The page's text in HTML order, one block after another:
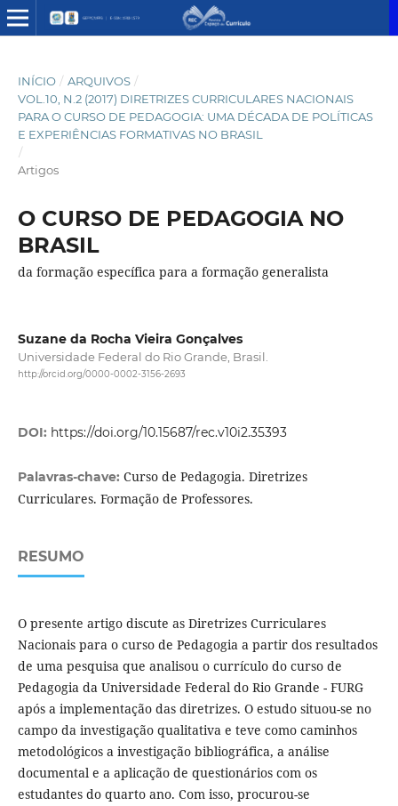
INÍCIO / ARQUIVOS /
VOL.10, N.2 (2017) DIRETRIZES CURRICULARES NACIONAIS
PARA O CURSO DE PEDAGOGIA: UMA DÉCADA DE POLÍTICAS
E EXPERIÊNCIAS FORMATIVAS NO BRASIL
/
Artigos
O CURSO DE PEDAGOGIA NO
BRASIL
da formação específica para a formação generalista
Suzane da Rocha Vieira Gonçalves
Universidade Federal do Rio Grande, Brasil.
http://orcid.org/0000-0002-3156-2693
DOI: https://doi.org/10.15687/rec.v10i2.35393
Palavras-chave: Curso de Pedagogia. Diretrizes
Curriculares. Formação de Professores.
RESUMO
O presente artigo discute as Diretrizes Curriculares
Nacionais para o curso de Pedagogia a partir dos resultados
de uma pesquisa que analisou o currículo do curso de
Pedagogia da Universidade Federal do Rio Grande - FURG
após a implementação das diretrizes. O estudo situou-se no
campo da investigação qualitativa e teve como caminhos
metodológicos a investigação bibliográfica, a análise
documental e a aplicação de questionários com os
estudantes do quarto ano. Com isso, procurou-se